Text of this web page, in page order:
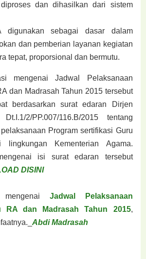
dan dihasilkan dari sistem
digunakan sebagai dasar dalam
dan pemberian layanan kegiatan
tepat, proporsional dan bermutu.
mengenai Jadwal Pelaksanaan
dan Madrasah Tahun 2015 tersebut
berdasarkan surat edaran Dirjen
2/PP.007/116.B/2015 tentang
Program sertifikasi Guru
Kementerian Agama.
isi surat edaran tersebut
DISINI
mengenai Jadwal Pelaksanaan
RA dan Madrasah Tahun 2015,
Abdi Madrasah